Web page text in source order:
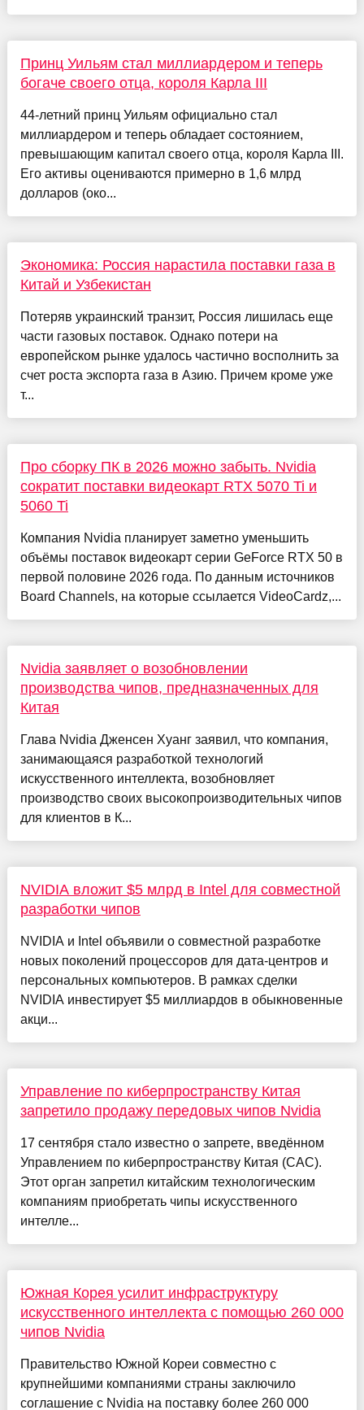
Принц Уильям стал миллиардером и теперь
богаче своего отца, короля Карла III
44-летний принц Уильям официально стал
миллиардером и теперь обладает состоянием,
превышающим капитал своего отца, короля Карла III.
Его активы оцениваются примерно в 1,6 млрд
долларов (око...
Экономика: Россия нарастила поставки газа в
Китай и Узбекистан
Потеряв украинский транзит, Россия лишилась еще
части газовых поставок. Однако потери на
европейском рынке удалось частично восполнить за
счет роста экспорта газа в Азию. Причем кроме уже
т...
Про сборку ПК в 2026 можно забыть. Nvidia
сократит поставки видеокарт RTX 5070 Ti и
5060 Ti
Компания Nvidia планирует заметно уменьшить
объёмы поставок видеокарт серии GeForce RTX 50 в
первой половине 2026 года. По данным источников
Board Channels, на которые ссылается VideoCardz,...
Nvidia заявляет о возобновлении
производства чипов, предназначенных для
Китая
Глава Nvidia Дженсен Хуанг заявил, что компания,
занимающаяся разработкой технологий
искусственного интеллекта, возобновляет
производство своих высокопроизводительных чипов
для клиентов в К...
NVIDIA вложит $5 млрд в Intel для совместной
разработки чипов
NVIDIA и Intel объявили о совместной разработке
новых поколений процессоров для дата-центров и
персональных компьютеров. В рамках сделки
NVIDIA инвестирует $5 миллиардов в обыкновенные
акци...
Управление по киберпространству Китая
запретило продажу передовых чипов Nvidia
17 сентября стало известно о запрете, введённом
Управлением по киберпространству Китая (CAC).
Этот орган запретил китайским технологическим
компаниям приобретать чипы искусственного
интелле...
Южная Корея усилит инфраструктуру
искусственного интеллекта с помощью 260 000
чипов Nvidia
Правительство Южной Кореи совместно с
крупнейшими компаниями страны заключило
соглашение с Nvidia на поставку более 260 000